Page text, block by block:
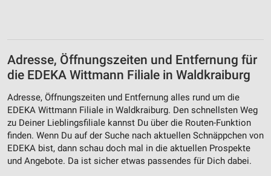
Adresse, Öffnungszeiten und Entfernung für
die EDEKA Wittmann Filiale in Waldkraiburg
Adresse, Öffnungszeiten und Entfernung alles rund um die
EDEKA Wittmann Filiale in Waldkraiburg. Den schnellsten Weg
zu Deiner Lieblingsfiliale kannst Du über die Routen-Funktion
finden. Wenn Du auf der Suche nach aktuellen Schnäppchen von
EDEKA bist, dann schau doch mal in die aktuellen Prospekte
und Angebote. Da ist sicher etwas passendes für Dich dabei.